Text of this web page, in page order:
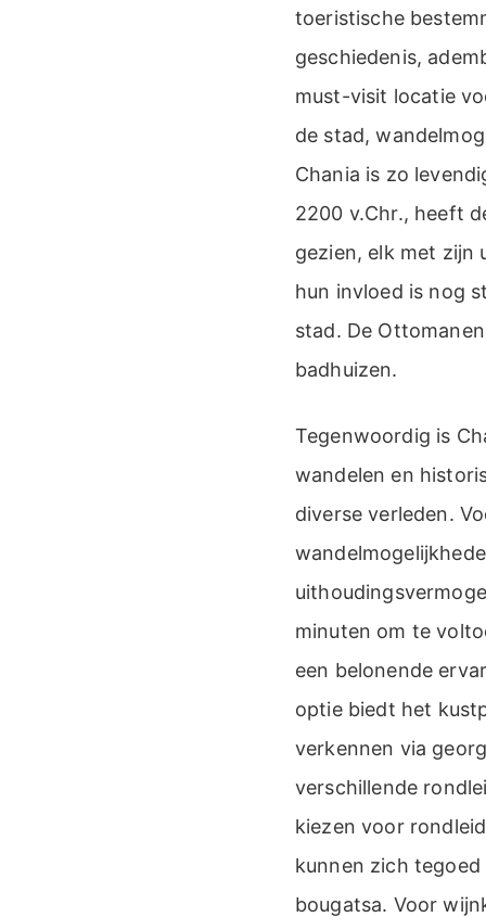
toeristische
geschiedenis,
must-visit locatie
de stad,
Chania is zo
2200 v.Chr., heeft
gezien, elk met zijn
hun invloed is nog
stad. De
badhuizen.
Tegenwoordig is
wandelen en
diverse verleden.
minuten om te
een belonende
optie biedt het
verkennen via
verschillende
kiezen voor
kunnen zich
bougatsa. Voor